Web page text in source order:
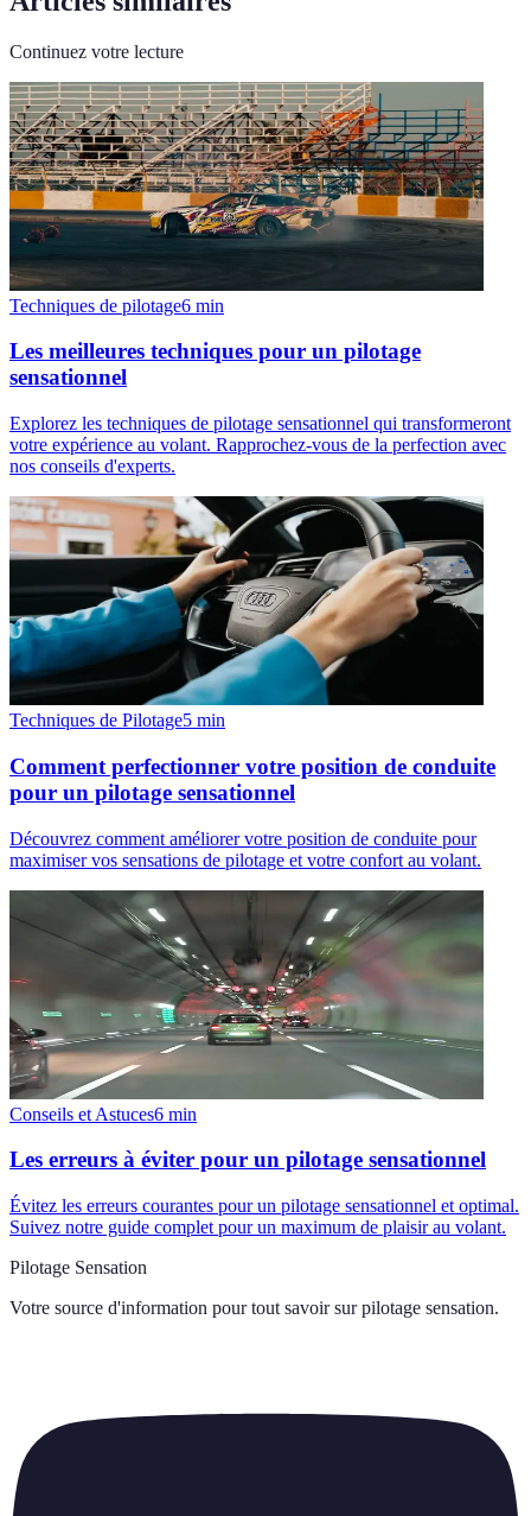
Continuez votre lecture
Techniques de pilotage6 min
Les meilleures techniques pour un pilotage
sensationnel
Explorez les techniques de pilotage sensationnel qui transformeront
votre expérience au volant. Rapprochez-vous de la perfection avec
nos conseils d'experts.
Techniques de Pilotage5 min
Comment perfectionner votre position de conduite
pour un pilotage sensationnel
Découvrez comment améliorer votre position de conduite pour
maximiser vos sensations de pilotage et votre confort au volant.
Conseils et Astuces6 min
Les erreurs à éviter pour un pilotage sensationnel
Évitez les erreurs courantes pour un pilotage sensationnel et optimal.
Suivez notre guide complet pour un maximum de plaisir au volant.
Pilotage Sensation
Votre source d'information pour tout savoir sur pilotage sensation.